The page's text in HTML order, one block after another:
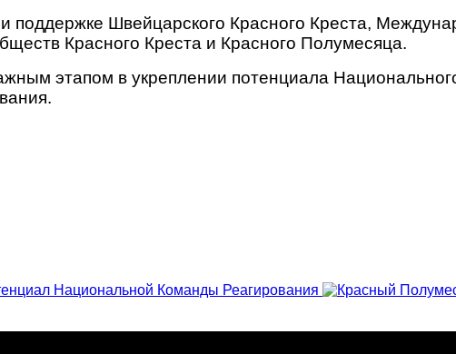
поддержке Швейцарского Красного Креста,
Красного Креста и Красного Полумесяца.
этапом в укреплении потенциала